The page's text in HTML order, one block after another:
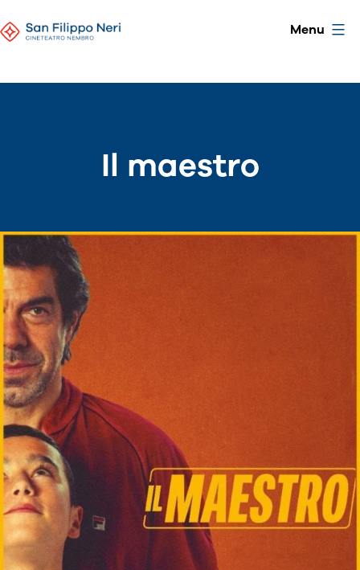
to
CineTeatro
San
Menu
Il maestro